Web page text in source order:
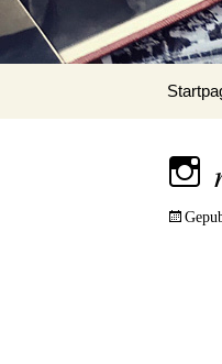
naar